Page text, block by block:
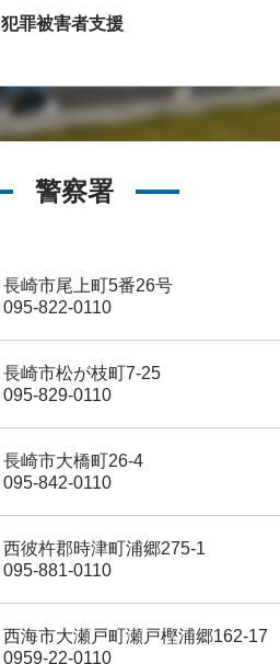
犯罪被害者支援
警察署
長崎市尾上町5番26号
095-822-0110
長崎市松が枝町7-25
095-829-0110
長崎市大橋町26-4
095-842-0110
西彼杵郡時津町浦郷275-1
095-881-0110
西海市大瀬戸町瀬戸樫浦郷162-17
0959-22-0110